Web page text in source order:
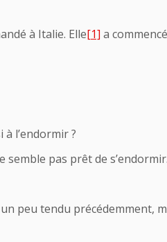
à Italie. Elle[1] a
l’endormir ?
semble pas prêt de s’endormir.
peu tendu précédemment,